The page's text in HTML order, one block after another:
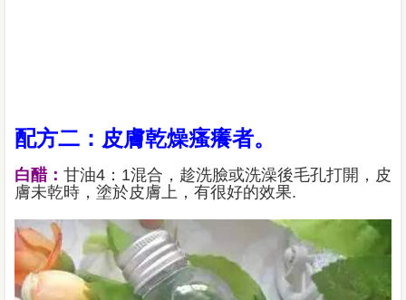
配方二：皮膚乾燥瘙癢者。
白醋： 甘油4：1混合，趁洗臉或洗澡後毛孔打開，皮
膚未乾時，塗於皮膚上，有很好的效果.